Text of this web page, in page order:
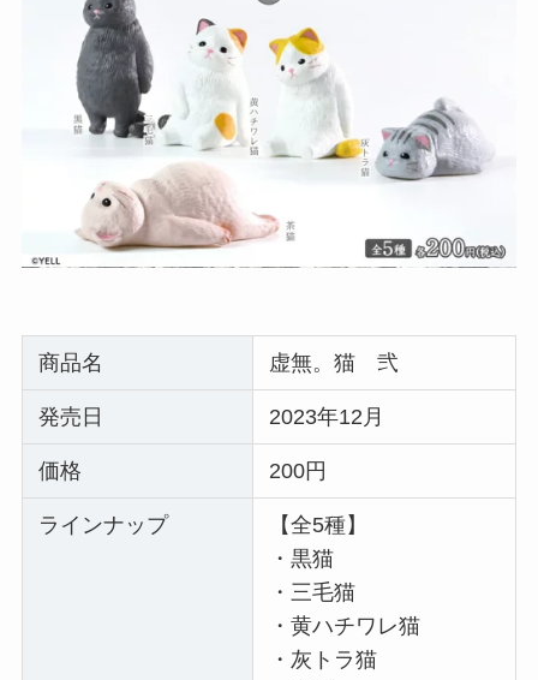
商品名 虚無。猫 弐
発売日 2023年12月
価格 200円
ラインナップ
【全5種】
・黒猫
・三毛猫
・黄ハチワレ猫
・灰トラ猫